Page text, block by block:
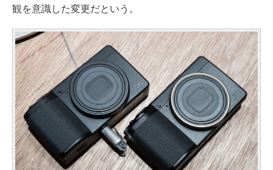
観を意識した変更だという。